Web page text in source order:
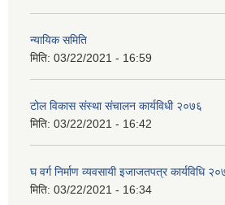
न्यायिक समिति
मिति: 03/22/2021 - 16:59
टोल विकास संस्था संचालन कार्यविधी २०७६
मिति: 03/22/2021 - 16:42
घ वर्ग निर्माण व्यवसायी इजाजतपत्र कार्यविधि
मिति: 03/22/2021 - 16:34